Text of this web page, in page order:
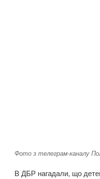
Фото з телеграм-каналу
В ДБР нагадали, що